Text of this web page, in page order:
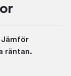
Jämför
räntan.